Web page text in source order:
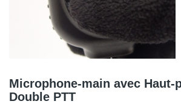
Microphone-main avec Haut-
Double PTT